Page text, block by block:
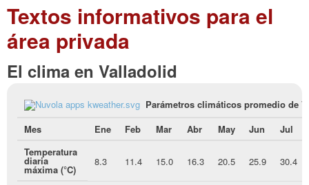
Textos informativos para el
área privada
El clima en Valladolid
Parámetros climáticos promedio de
Mes
Ene Feb Mar Abr May Jun
Jul
Temperatura
diaria
máxima (°C)
8.3 11.4 15.0 16.3 20.5 25.9 30.4